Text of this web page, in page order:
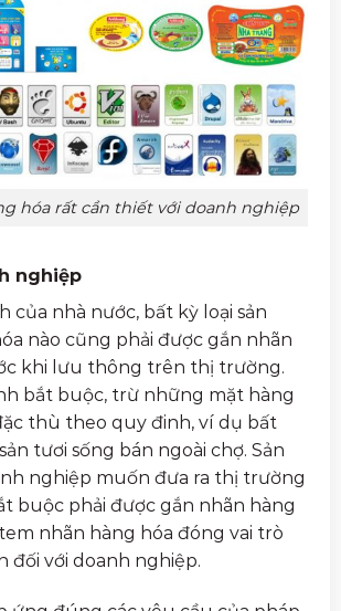
hóa rất cần thiết với doanh nghiệp
nghiệp
của nhà nước, bất kỳ loại sản
nào cũng phải được gắn nhãn
khi lưu thông trên thị trường.
bắt buộc, trừ những mặt hàng
thù theo quy đinh, ví dụ bất
tươi sống bán ngoài chợ. Sản
nghiệp muốn đưa ra thị trường
buộc phải được gắn nhãn hàng
nhãn hàng hóa đóng vai trò
đối với doanh nghiệp.